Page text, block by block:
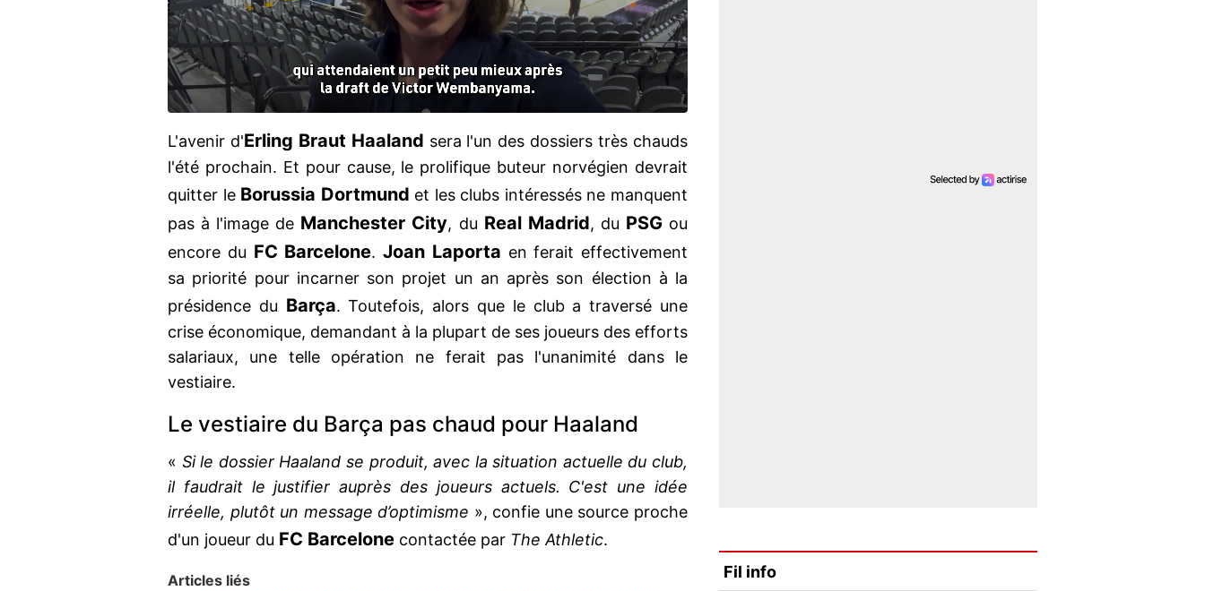
L'avenir d'Erling Braut Haaland sera l'un des dossiers très chauds
l'été prochain. Et pour cause, le prolifique buteur norvégien devrait
quitter le Borussia Dortmund et les clubs intéressés ne manquent
pas à l'image de Manchester City, du Real Madrid, du PSGou
encore du FC Barcelone. Joan Laporta en ferait effectivement
sa priorité pour incarner son projet un an après son élection à la
présidence du Barça. Toutefois, alors que le club a traversé une
crise économique, demandant à la plupart de ses joueurs des efforts
salariaux, une telle opération ne ferait pas l'unanimité dans le
vestiaire.
Le vestiaire du Barça pas chaud pour Haaland
« Si le dossier Haaland se produit, avec la situation actuelle du club,
il faudrait le justifier auprès des joueurs actuels. C'est une idée
irréelle, plutôt un message d’optimisme », confie une source proche
d'un joueur du FC Barcelone contactée par The Athletic.
Articles liés
Fil info